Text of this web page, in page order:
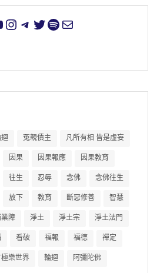
冤親債主 凡所有相 皆是虛妄
因果 因果報應 因果教育
往生 忍辱 念佛 念佛往生
放下 教育 斷惡修善 智慧
障 淨土 淨土宗 淨土法門
看破 福報 福德 禪定
極樂世界 輪迴 阿彌陀佛